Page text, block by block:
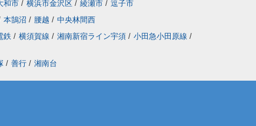
和市 / 横浜市金沢区 / 綾瀬市 / 逗子市
本鵠沼 / 腰越 / 中央林間西
鉄 / 横須賀線 / 湘南新宿ライン宇須 / 小田急小田原線 /
/ 善行 / 湘南台